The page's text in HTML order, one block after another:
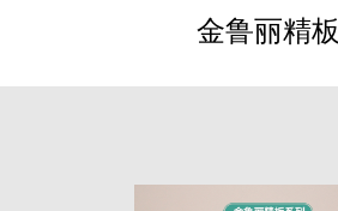
金鲁丽精板